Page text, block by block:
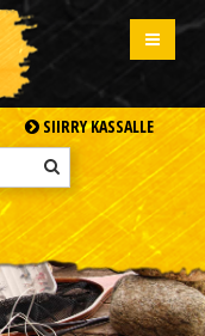
SIIRRY KASSALLE